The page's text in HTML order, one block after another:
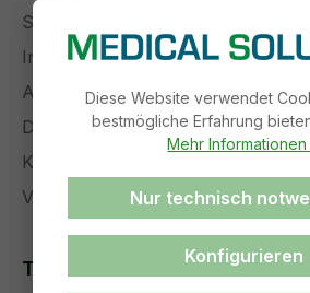
Stellenangebote
Impressum
AGB
Datenschutz
Kontakt
Versand und Zahlung
Themenseiten
Diese Website verwendet
bestmögliche Erfahrung
Mehr Informationen
Nur technisch
Konfigurieren